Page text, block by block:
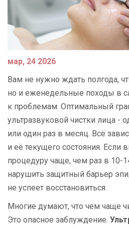
мар, 24 2026
Вам не нужно ждать полгода,
но и еженедельные походы в
к проблемам. Оптимальный
ультразвуковой чистки лица -
или один раз в месяц. Всё
и её текущего состояния. Если
процедуру чаще, чем раз в 10-
нарушить защитный барьер
не успеет восстановиться.
Многие думают, что чем чаще
Это опасное заблуждение.